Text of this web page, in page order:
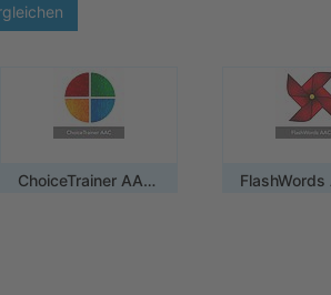
ChoiceTrainer AAC / Mehrplatzlizenz - Zusatzlizenz